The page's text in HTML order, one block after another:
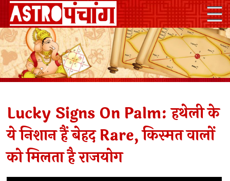
Lucky Signs On Palm: हथेली के
ये निशान हैं बेहद Rare, किस्मत वालों
को मिलता है राजयोग